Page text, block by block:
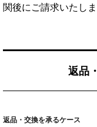
関後にご請求いたし
返品
返品・交換を承るケース